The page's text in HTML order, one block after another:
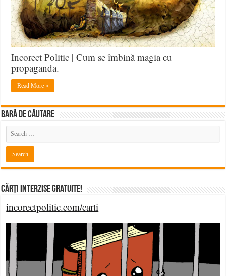
Incorect Politic | Cum se îmbină magia cu
propaganda.
Read More »
BARĂ DE CĂUTARE
Cărți Interzise Gratuite!
incorectpolitic.com/carti